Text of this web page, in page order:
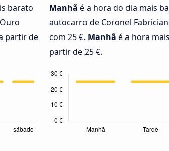
barato
partir de
Manhã é a hora do dia mais
autocarro de Coronel
com 25 €. Manhã é a hora
partir de 25 €.